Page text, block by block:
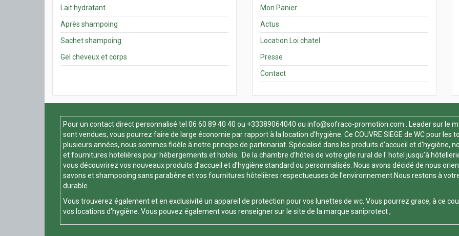
Lait hydratant
Après shampoing
Sachet shampoing
Gel cheveux et corps
Mon Panier
Actus
Location Loi chatel
Presse
Contact
Pour un contact direct personnalisé tel 06 60 89 40 40 ou +33389064040 ou info@sofraco-promotion.com . Leader sur le
sont vendues, vous pourrez faire de large économie par rapport à la location d'hygiène. Ce COUVRE SIEGE de WCpour les
plusieurs années, nous sommes fidèle à notre principe de partenariat. Spécialisé dans les produits d'accueil et d'hygiène,
et fournitures hotelières pour hébergements et hotels. De la chambre d’hôtes de votre gite rural de l' hotel jusqu’à
vous découvrirez vos nouveaux produits d’accueil et d’hygiène standard ou personnalisés. Nous avons décidé de nous
savons et shampooing sans parabène et vos fournitures hôtelières respectueuses de l’environnement.Nous restons à
durable.
Vous trouverez également et en exclusivité un appareil de protection pour vos lunettes de wc . Vous pourrez grace, à ce
vos locations d'hygiène. Vous pouvez également vous renseigner sur le site de la marque saniprotect,